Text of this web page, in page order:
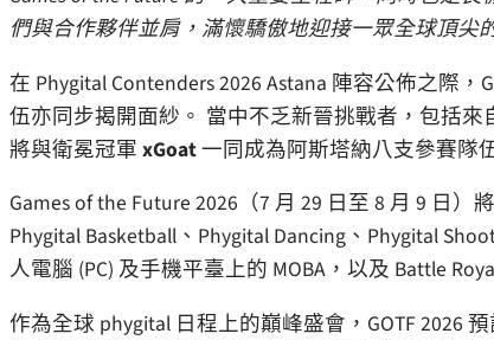
們與合作夥伴並肩，滿懷驕傲地迎接一眾全球頂尖
在 Phygital Contenders 2026 Astana 陣容公佈之際
伍亦同步揭開面紗。 當中不乏新晉挑戰者，包括來
將與衛冕冠軍 xGoat一同成為阿斯塔納八支參賽隊
Games of the Future 2026（7 月 29 日至 8 月 9 日
Phygital Basketball、Phygital Dancing、Phygital
人電腦 (PC) 及手機平臺上的 MOBA，以及 Battle
作為全球 phygital 日程上的巔峰盛會，GOTF 2026